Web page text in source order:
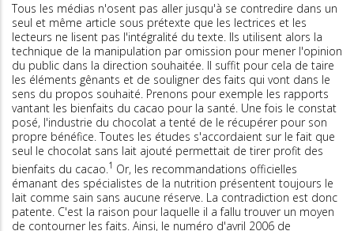
Tous les médias n'osent pas aller jusqu'à se contredire dans un
seul et même article sous prétexte que les lectrices et les
lecteurs ne lisent pas l'intégralité du texte. Ils utilisent alors la
technique de la manipulation par omission pour mener l'opinion
du public dans la direction souhaitée. Il suffit pour cela de taire
les éléments gênants et de souligner des faits qui vont dans le
sens du propos souhaité. Prenons pour exemple les rapports
vantant les bienfaits du cacao pour la santé. Une fois le constat
posé, l'industrie du chocolat a tenté de le récupérer pour son
propre bénéfice. Toutes les études s'accordaient sur le fait que
seul le chocolat sans lait ajouté permettait de tirer profit des
bienfaits du cacao.1 Or, les recommandations officielles
émanant des spécialistes de la nutrition présentent toujours le
lait comme sain sans aucune réserve. La contradiction est donc
patente. C'est la raison pour laquelle il a fallu trouver un moyen
de contourner les faits. Ainsi, le numéro d'avril 2006 de